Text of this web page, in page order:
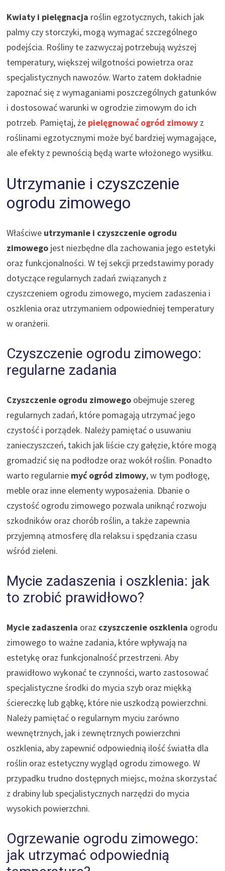
Kwiaty i pielęgnacja roślin egzotycznych, takich jak
palmy czy storczyki, mogą wymagać szczególnego
podejścia. Rośliny te zazwyczaj potrzebują wyższej
temperatury, większej wilgotności powietrza oraz
specjalistycznych nawozów. Warto zatem dokładnie
zapoznać się z wymaganiami poszczególnych gatunków
i dostosować warunki w ogrodzie zimowym do ich
potrzeb. Pamiętaj, że pielęgnować ogród zimowy z
roślinami egzotycznymi może być bardziej wymagające,
ale efekty z pewnością będą warte włożonego wysiłku.
Utrzymanie i czyszczenie
ogrodu zimowego
Właściwe utrzymanie i czyszczenie ogrodu
zimowego jest niezbędne dla zachowania jego estetyki
oraz funkcjonalności. W tej sekcji przedstawimy porady
dotyczące regularnych zadań związanych z
czyszczeniem ogrodu zimowego, myciem zadaszenia i
oszklenia oraz utrzymaniem odpowiedniej temperatury
w oranżerii.
Czyszczenie ogrodu zimowego:
regularne zadania
Czyszczenie ogrodu zimowego obejmuje szereg
regularnych zadań, które pomagają utrzymać jego
czystość i porządek. Należy pamiętać o usuwaniu
zanieczyszczeń, takich jak liście czy gałęzie, które mogą
gromadzić się na podłodze oraz wokół roślin. Ponadto
warto regularnie myć ogród zimowy, w tym podłogę,
meble oraz inne elementy wyposażenia. Dbanie o
czystość ogrodu zimowego pozwala uniknąć rozwoju
szkodników oraz chorób roślin, a także zapewnia
przyjemną atmosferę dla relaksu i spędzania czasu
wśród zieleni.
Mycie zadaszenia i oszklenia: jak
to zrobić prawidłowo?
Mycie zadaszenia oraz czyszczenie oszklenia ogrodu
zimowego to ważne zadania, które wpływają na
estetykę oraz funkcjonalność przestrzeni. Aby
prawidłowo wykonać te czynności, warto zastosować
specjalistyczne środki do mycia szyb oraz miękką
ściereczkę lub gąbkę, które nie uszkodzą powierzchni.
Należy pamiętać o regularnym myciu zarówno
wewnętrznych, jak i zewnętrznych powierzchni
oszklenia, aby zapewnić odpowiednią ilość światła dla
roślin oraz estetyczny wygląd ogrodu zimowego. W
przypadku trudno dostępnych miejsc, można skorzystać
z drabiny lub specjalistycznych narzędzi do mycia
wysokich powierzchni.
Ogrzewanie ogrodu zimowego:
jak utrzymać odpowiednią